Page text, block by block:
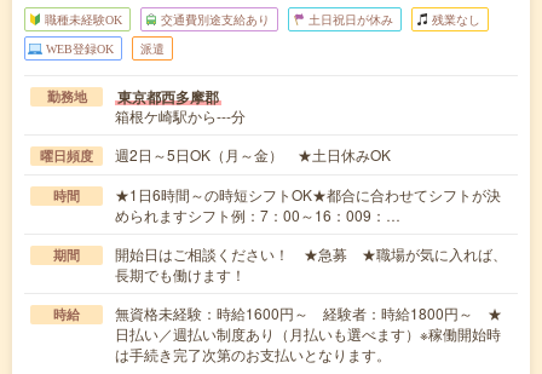
職種未経験OK 交通費別途支給あり 土日祝日が休み 残業なし
WEB登録OK 派遣
勤務地 東京都西多摩郡
箱根ケ崎駅から---分
曜日頻度 週2日～5日OK（月～金） ★土日休みOK
時間
★1日6時間～の時短シフトOK★都合に合わせてシフトが決
められますシフト例：7：00～16：009：…
期間
開始日はご相談ください！ ★急募 ★職場が気に入れば、
長期でも働けます！
時給
無資格未経験：時給1600円～ 経験者：時給1800円～ ★
日払い／週払い制度あり（月払いも選べます）※稼働開始時
は手続き完了次第のお支払いとなります。